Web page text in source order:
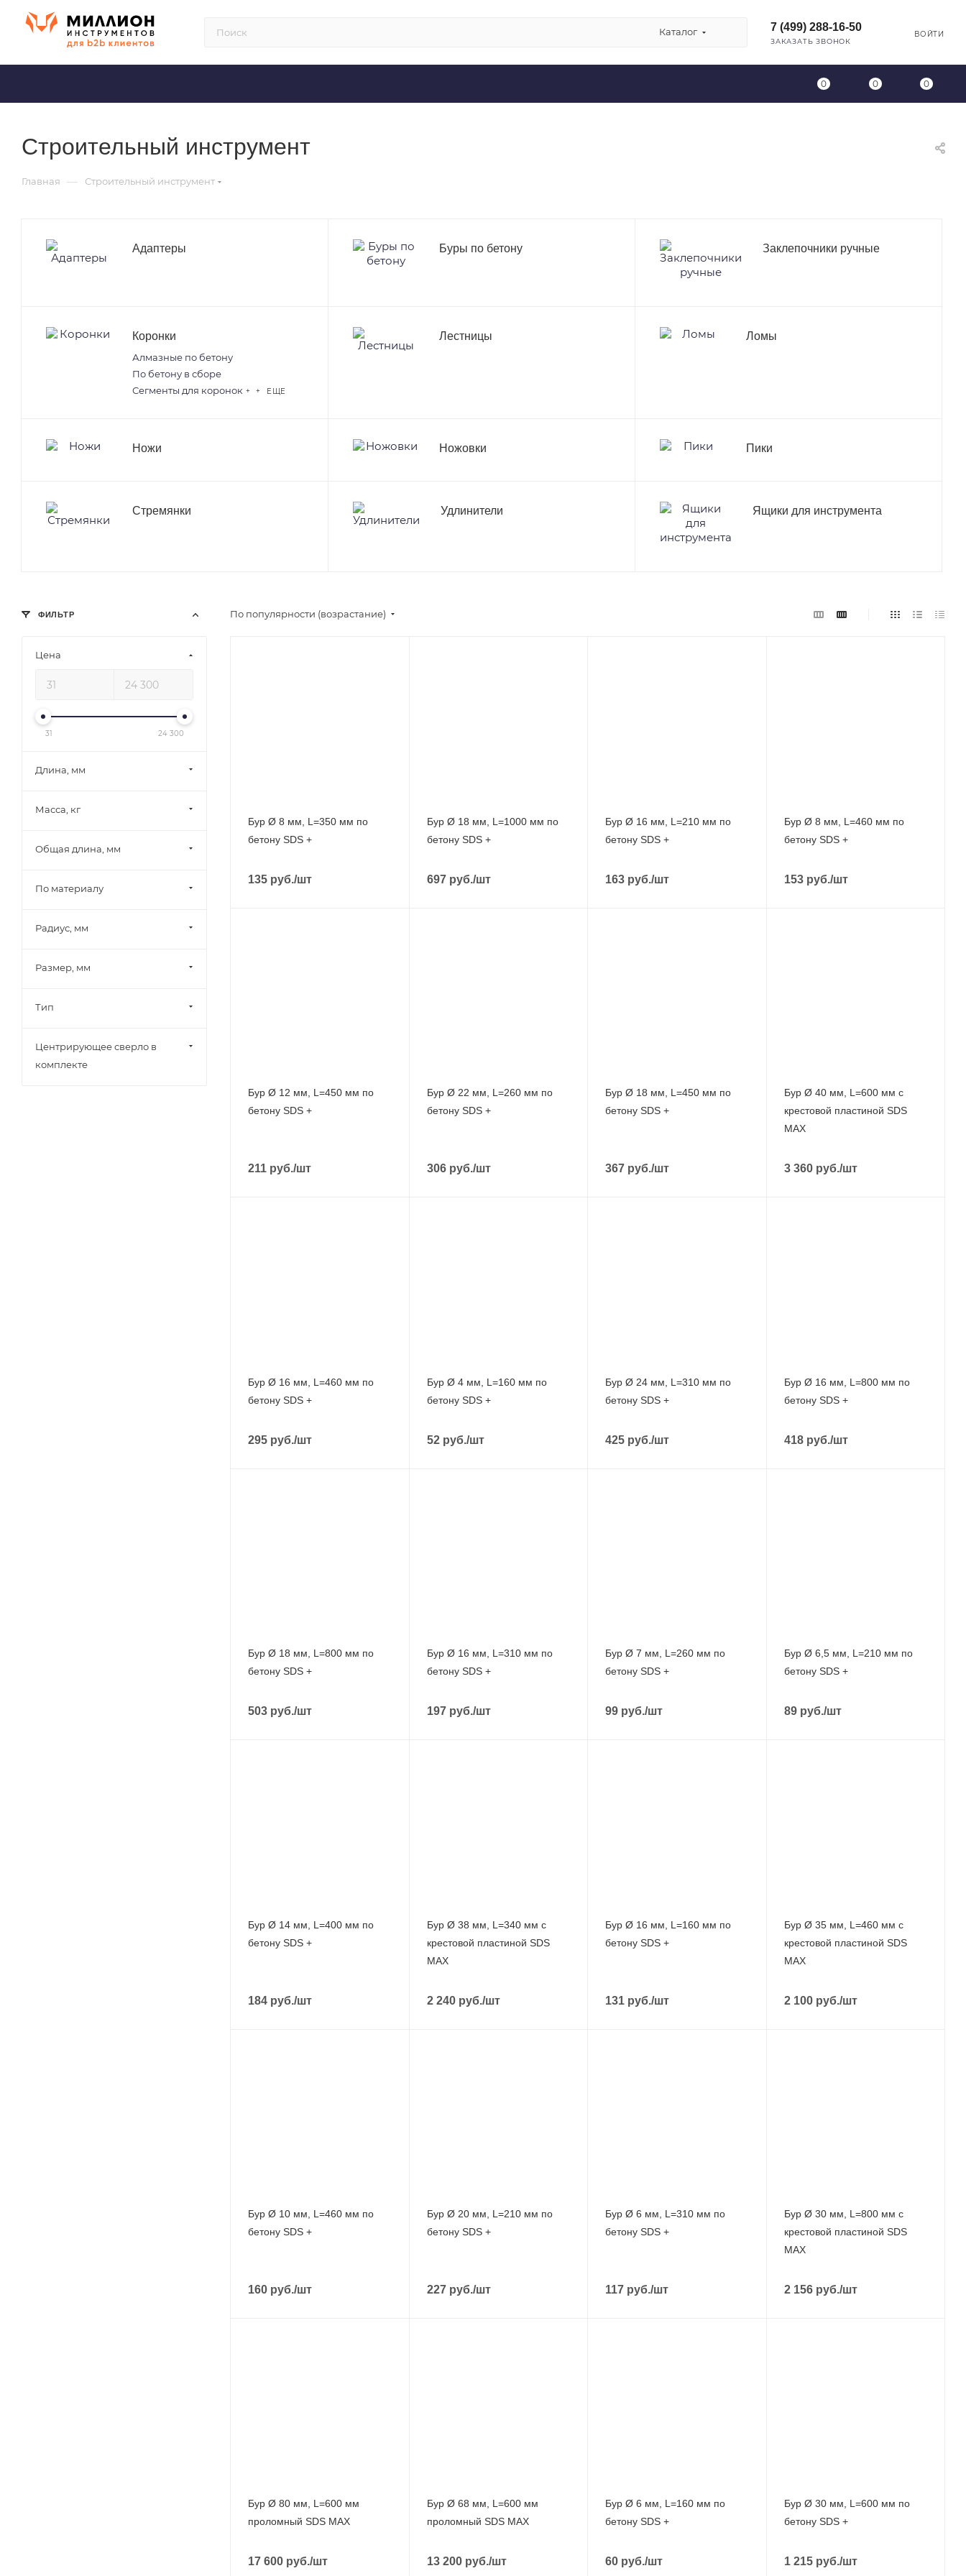
Каталог 7 (499) 288-16-50
ЗАКАЗАТЬ ЗВОНОК
ВОЙТИ
0 0 0
Строительный инструмент
Главная — Строительный инструмент
Адаптеры Буры по бетону Заклепочники ручные
Коронки
Алмазные по бетону
По бетону в сборе
Сегменты для коронок + + ЕЩЕ
Лестницы Ломы
Ножи Ножовки Пики
Стремянки Удлинители Ящики для инструмента
По популярности (возрастание)
Бур Ø 8 мм, L=350 мм по
бетону SDS +
135 руб./шт
Бур Ø 18 мм, L=1000 мм по
бетону SDS +
697руб./шт
Бур Ø 16 мм, L=210 мм по
бетону SDS +
163 руб./шт
Бур Ø 8 мм, L=460 мм по
бетону SDS +
153руб./шт
Бур Ø 12 мм, L=450 мм по
бетону SDS +
211 руб./шт
Бур Ø 22 мм, L=260 мм по
бетону SDS +
306руб./шт
Бур Ø 18 мм, L=450 мм по
бетону SDS +
367 руб./шт
Бур Ø 40 мм, L=600 мм с
крестовой пластиной SDS
MAX
3 360руб./шт
Бур Ø 16 мм, L=460 мм по
бетону SDS +
295 руб./шт
Бур Ø 4 мм, L=160 мм по
бетону SDS +
52руб./шт
Бур Ø 24 мм, L=310 мм по
бетону SDS +
425 руб./шт
Бур Ø 16 мм, L=800 мм по
бетону SDS +
418руб./шт
Бур Ø 18 мм, L=800 мм по
бетону SDS +
503 руб./шт
Бур Ø 16 мм, L=310 мм по
бетону SDS +
197руб./шт
Бур Ø 7 мм, L=260 мм по
бетону SDS +
99 руб./шт
Бур Ø 6,5 мм, L=210 мм по
бетону SDS +
89руб./шт
Бур Ø 14 мм, L=400 мм по
бетону SDS +
184 руб./шт
Бур Ø 38 мм, L=340 мм с
крестовой пластиной SDS
MAX
2 240руб./шт
Бур Ø 16 мм, L=160 мм по
бетону SDS +
131 руб./шт
Бур Ø 35 мм, L=460 мм с
крестовой пластиной SDS
MAX
2 100руб./шт
Бур Ø 10 мм, L=460 мм по
бетону SDS +
160 руб./шт
Бур Ø 20 мм, L=210 мм по
бетону SDS +
227руб./шт
Бур Ø 6 мм, L=310 мм по
бетону SDS +
117 руб./шт
Бур Ø 30 мм, L=800 мм с
крестовой пластиной SDS
MAX
2 156руб./шт
Бур Ø 80 мм, L=600 мм
проломный SDS MAX
17 600 руб./шт
Бур Ø 68 мм, L=600 мм
проломный SDS MAX
13 200руб./шт
Бур Ø 6 мм, L=160 мм по
бетону SDS +
60 руб./шт
Бур Ø 30 мм, L=600 мм по
бетону SDS +
1 215руб./шт
ФИЛЬТР
Цена
31 24 300
Длина, мм
Масса, кг
Общая длина, мм
По материалу
Радиус, мм
Размер, мм
Тип
Центрирующее сверло в
комплекте